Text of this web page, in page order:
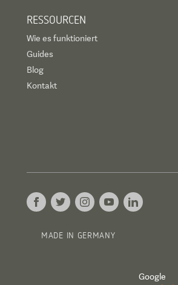
RESSOURCEN
Wie es funktioniert
Guides
Blog
Kontakt
MADE IN GERMANY
Google